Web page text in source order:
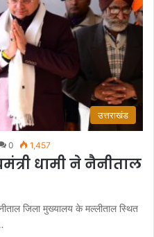
उत्तराखंड
0 1,457
धामी ने नैनीताल
जिला मुख्यालय के मल्लीताल स्थित